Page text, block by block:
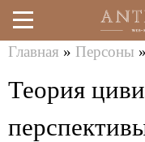
Перейти
к
здесь
Главная » Персоны »
Теория